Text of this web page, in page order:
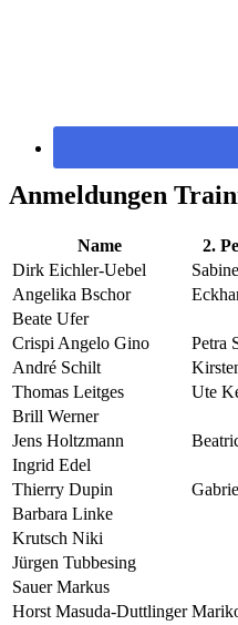
Anmeldungen
Name
2.
Dirk Eichler-Uebel
Angelika Bschor
Beate Ufer
Crispi Angelo Gino
Petra
André Schilt
Thomas Leitges
Ute
Brill Werner
Jens Holtzmann
Ingrid Edel
Thierry Dupin
Barbara Linke
Krutsch Niki
Jürgen Tubbesing
Sauer Markus
Horst Masuda-Duttlinger